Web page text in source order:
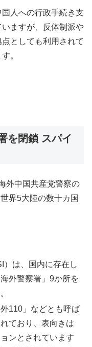
人への行政手続き支
ますが、反体制派や
としても利用されて
。
を閉鎖 スパイ
外中国共産党警察の
界5大陸の数十カ国
）は、国内に存在し
外警察署」9か所を
110」などとも呼ば
ており、表向きは
ンとされています